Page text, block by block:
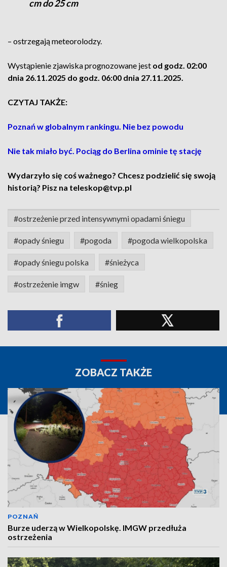
cm do 25 cm
– ostrzegają meteorolodzy.
Wystąpienie zjawiska prognozowane jest od godz. 02:00
dnia 26.11.2025 do godz. 06:00 dnia 27.11.2025.
CZYTAJ TAKŻE:
Poznań w globalnym rankingu. Nie bez powodu
Nie tak miało być. Pociąg do Berlina ominie tę stację
Wydarzyło się coś ważnego? Chcesz podzielić się swoją
historią? Pisz na teleskop@tvp.pl
#ostrzeżenie przed intensywnymi opadami śniegu
#opady śniegu #pogoda #pogoda wielkopolska
#opady śniegu polska #śnieżyca
#ostrzeżenie imgw #śnieg
ZOBACZ TAKŻE
POZNAŃ
Burze uderzą w Wielkopolskę. IMGW przedłuża
ostrzeżenia